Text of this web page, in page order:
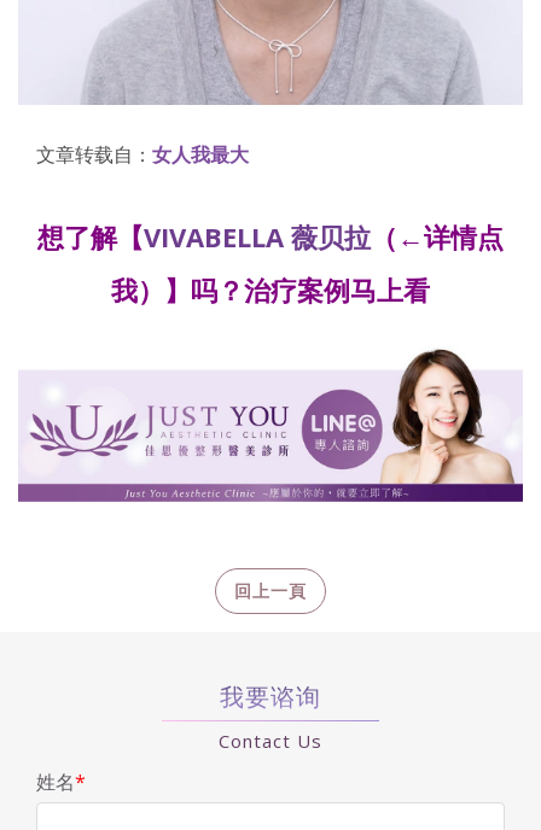
文章转载自： 女人我最大
想了解【VIVABELLA 薇贝拉 （←详情点
我）】吗？治疗案例马上看
我要谘询
Contact Us
姓名*